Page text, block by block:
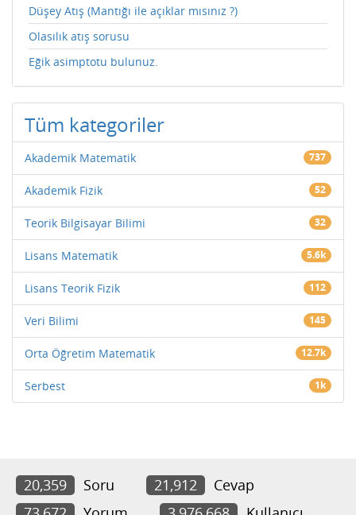
Düşey Atış (Mantığı ile açıklar mısınız ?)
Olasılık atış sorusu
Eğik asimptotu bulunuz.
Tüm kategoriler
Akademik Matematik 737
Akademik Fizik 52
Teorik Bilgisayar Bilimi 32
Lisans Matematik 5.6k
Lisans Teorik Fizik 112
Veri Bilimi 145
Orta Öğretim Matematik 12.7k
Serbest 1k
20,359 Soru 21,912
Cevap